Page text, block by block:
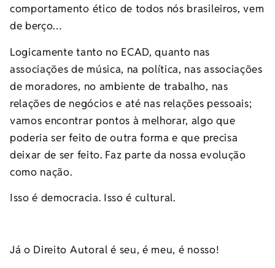
comportamento ético de todos nós brasileiros, vem
de berço…
Logicamente tanto no ECAD, quanto nas
associações de música, na política, nas associações
de moradores, no ambiente de trabalho, nas
relações de negócios e até nas relações pessoais;
vamos encontrar pontos à melhorar, algo que
poderia ser feito de outra forma e que precisa
deixar de ser feito. Faz parte da nossa evolução
como nação.
Isso é democracia. Isso é cultural.
Já o Direito Autoral é seu, é meu, é nosso!